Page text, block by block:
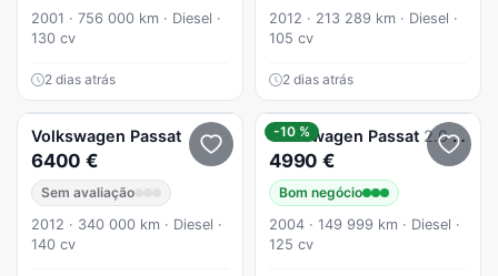
2001 · 756 000 km · Diesel ·
130 cv
2 dias atrás
2012 · 213 289 km · Diesel ·
105 cv
2 dias atrás
Volkswagen Passat
6400 €
Sem avaliação
2012 · 340 000 km · Diesel ·
140 cv
-10 %
Volkswagen Passat 2.0 Diesel
4990 €
Bom negócio
2004 · 149 999 km · Diesel ·
125 cv